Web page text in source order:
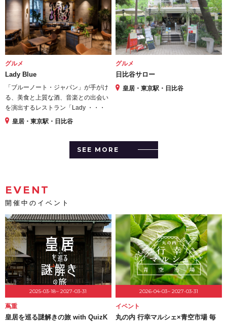
グルメ
Lady Blue
「ブルーノート・ジャパン」が手がけ
る、美食と上質な酒、音楽との出会い
を演出するレストラン「Lady ・・・
皇居・東京駅・日比谷
グルメ
日比谷サロー
皇居・東京駅・日比谷
SEE MORE
EVENT
開催中のイベント
2025-03-18~ 2027-03-31
蔦重
皇居を巡る謎解きの旅 with QuizK
2026-04-03~ 2027-03-31
イベント
丸の内 行幸マルシェ×青空市場 毎